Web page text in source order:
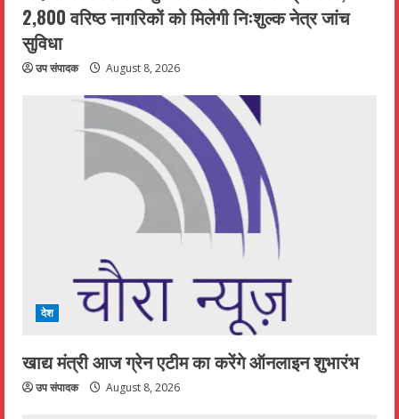
2,800 वरिष्ठ नागरिकों को मिलेगी निःशुल्क नेत्र जांच
सुविधा
उप संपादक August 8, 2026
देश
खाद्य मंत्री आज ग्रेन एटीम का करेंगे ऑनलाइन शुभारंभ
उप संपादक August 8, 2026